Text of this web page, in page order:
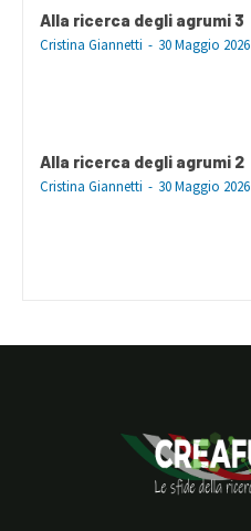
Alla ricerca degli agrumi 3
Cristina Giannetti - 30 Maggio 2026
Alla ricerca degli agrumi 2
Cristina Giannetti - 30 Maggio 2026